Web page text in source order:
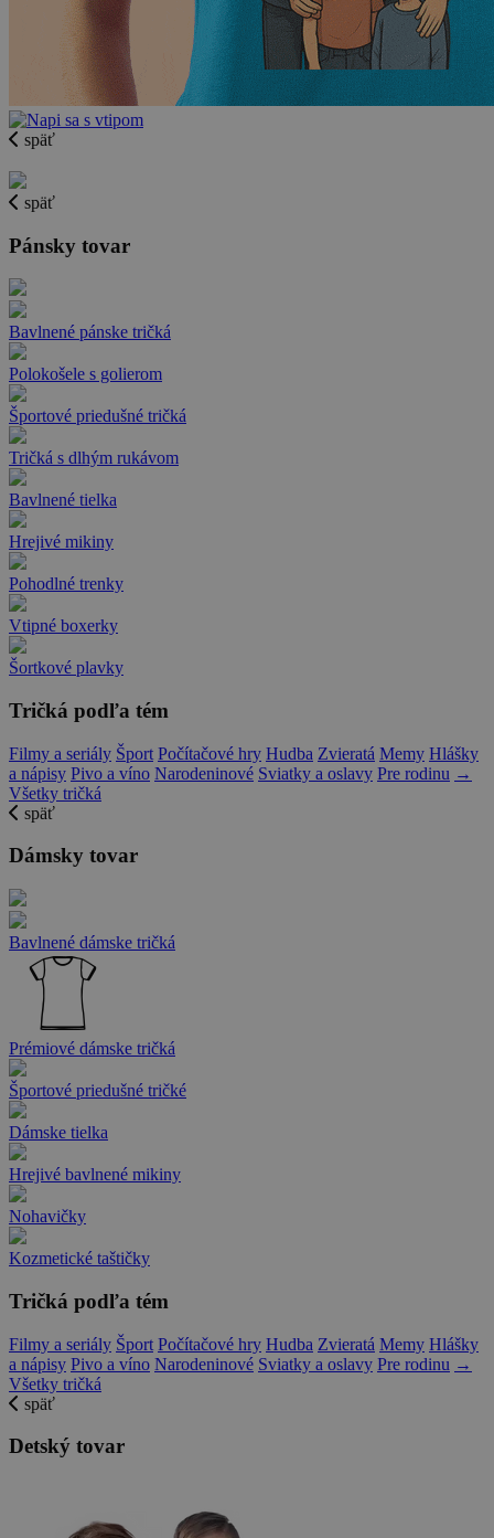
späť
späť
Pánsky tovar
Bavlnené pánske tričká
Polokošele s golierom
Športové priedušné tričká
Tričká s dlhým rukávom
Bavlnené tielka
Hrejivé mikiny
Pohodlné trenky
Vtipné boxerky
Šortkové plavky
Tričká podľa tém
Filmy a seriály Šport Počítačové hry Hudba Zvieratá Memy Hlášky
a nápisy Pivo a víno Narodeninové Sviatky a oslavy Pre rodinu →
Všetky tričká
späť
Dámsky tovar
Bavlnené dámske tričká
Prémiové dámske tričká
Športové priedušné tričké
Dámske tielka
Hrejivé bavlnené mikiny
Nohavičky
Kozmetické taštičky
Tričká podľa tém
Filmy a seriály Šport Počítačové hry Hudba Zvieratá Memy Hlášky
a nápisy Pivo a víno Narodeninové Sviatky a oslavy Pre rodinu →
Všetky tričká
späť
Detský tovar